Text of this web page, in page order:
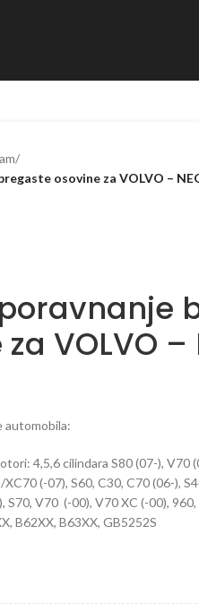
/
osovine za VOLVO –
VOLVO –
automobila:
4,5,6 cilindara S80 (07-), V70
(-07), S60, C30, C70 (06-),
S70, V70 (-00), V70 XC (-00),
B62XX, B63XX, GB5252S